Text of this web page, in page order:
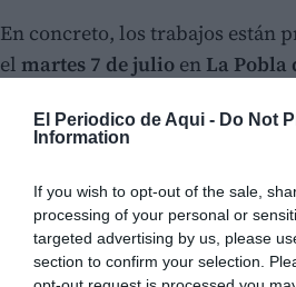
El Periodico de Aqui - Do Not
Information
If you wish to opt-out of the sale,
processing of your personal or
targeted advertising by us, please
section to confirm your selection.
En concreto, los trabajos están
el martes 7 de julio en La Pobla
julioenLlíria, y eljueves 9 de